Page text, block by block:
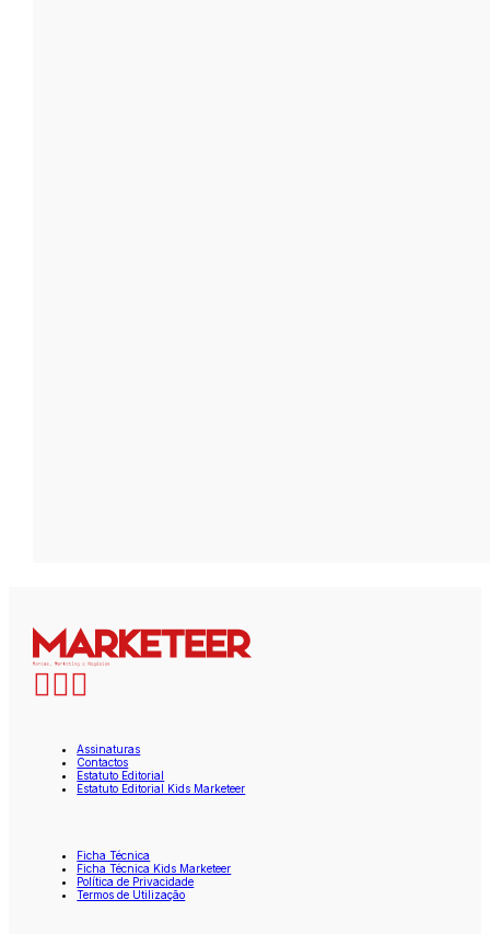
Assinaturas
Contactos
Estatuto Editorial
Estatuto Editorial Kids Marketeer
Ficha Técnica
Ficha Técnica Kids Marketeer
Política de Privacidade
Termos de Utilização